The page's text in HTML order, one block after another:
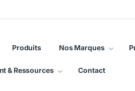
Produits Nos Marques
& Ressources Contact